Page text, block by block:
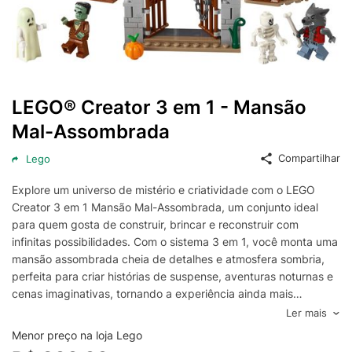
LEGO® Creator 3 em 1 - Mansão
Mal-Assombrada
Lego Compartilhar
Explore um universo de mistério e criatividade com o LEGO
Creator 3 em 1 Mansão Mal-Assombrada, um conjunto ideal
para quem gosta de construir, brincar e reconstruir com
infinitas possibilidades. Com o sistema 3 em 1, você monta uma
mansão assombrada cheia de detalhes e atmosfera sombria,
perfeita para criar histórias de suspense, aventuras noturnas e
cenas imaginativas, tornando a experiência ainda mais
A construção da Mansão Mal-Assombrada destaca elementos
temáticos que enriquecem a brincadeira, com um visual
Ler mais
Menor preço na loja Lego